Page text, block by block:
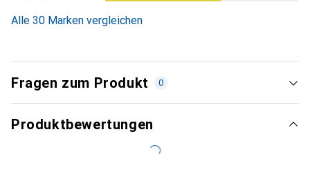
Alle 30 Marken vergleichen
Fragen zum Produkt 0
Produktbewertungen